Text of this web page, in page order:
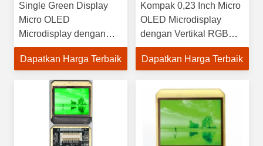
Single Green Display
Micro OLED
Microdisplay dengan
Pengaturan Pixel Warna
Kuadrat dan Ukuran
Dapatkan Harga Terbaik
Kompak 0,23 Inch Micro
OLED Microdisplay
dengan Vertikal RGB
Strip Color Pixel
Arrangement dan 10000
Maksimum
Dapatkan Harga Terbaik